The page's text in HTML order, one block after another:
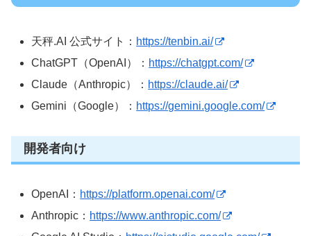
天秤.AI 公式サイト： https://tenbin.ai/
ChatGPT（OpenAI）： https://chatgpt.com/
Claude（Anthropic）： https://claude.ai/
Gemini（Google）： https://gemini.google.com/
開発者向け
OpenAI： https://platform.openai.com/
Anthropic： https://www.anthropic.com/